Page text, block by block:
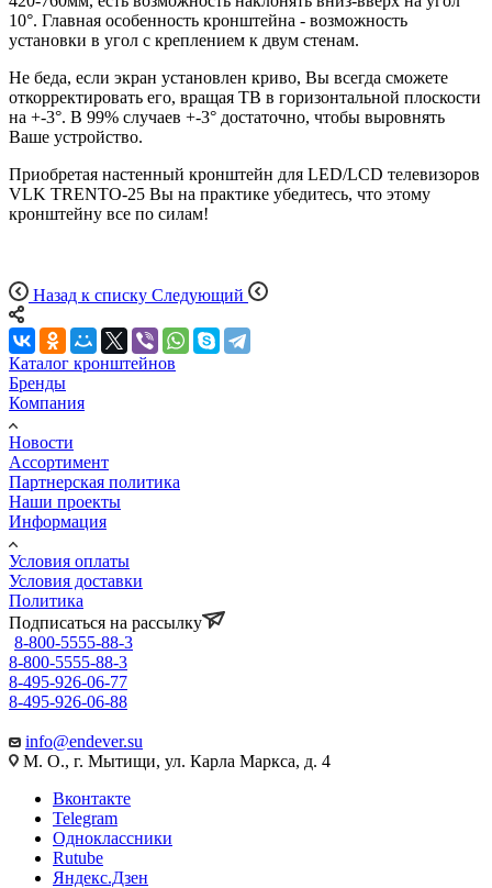
10°. Главная особенность кронштейна - возможность
установки в угол с креплением к двум стенам.
Не беда, если экран установлен криво, Вы всегда сможете
откорректировать его, вращая ТВ в горизонтальной плоскости
на +-3°. В 99% случаев +-3° достаточно, чтобы выровнять
Ваше устройство.
Приобретая настенный кронштейн для LED/LCD телевизоров
VLK TRENTO-25 Вы на практике убедитесь, что этому
кронштейну все по силам!
Назад к списку Следующий
Каталог кронштейнов
Бренды
Компания
Новости
Ассортимент
Партнерская политика
Наши проекты
Информация
Условия оплаты
Условия доставки
Политика
Подписаться на рассылку
8-800-5555-88-3
8-800-5555-88-3
8-495-926-06-77
8-495-926-06-88
info@endever.su
М. О., г. Мытищи, ул. Карла Маркса, д. 4
Вконтакте
Telegram
Одноклассники
Rutube
Яндекс.Дзен